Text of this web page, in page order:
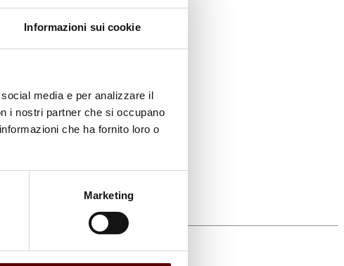
Informazioni sui cookie
media e per analizzare il
i nostri partner che si occupano
che ha fornito loro o
Marketing